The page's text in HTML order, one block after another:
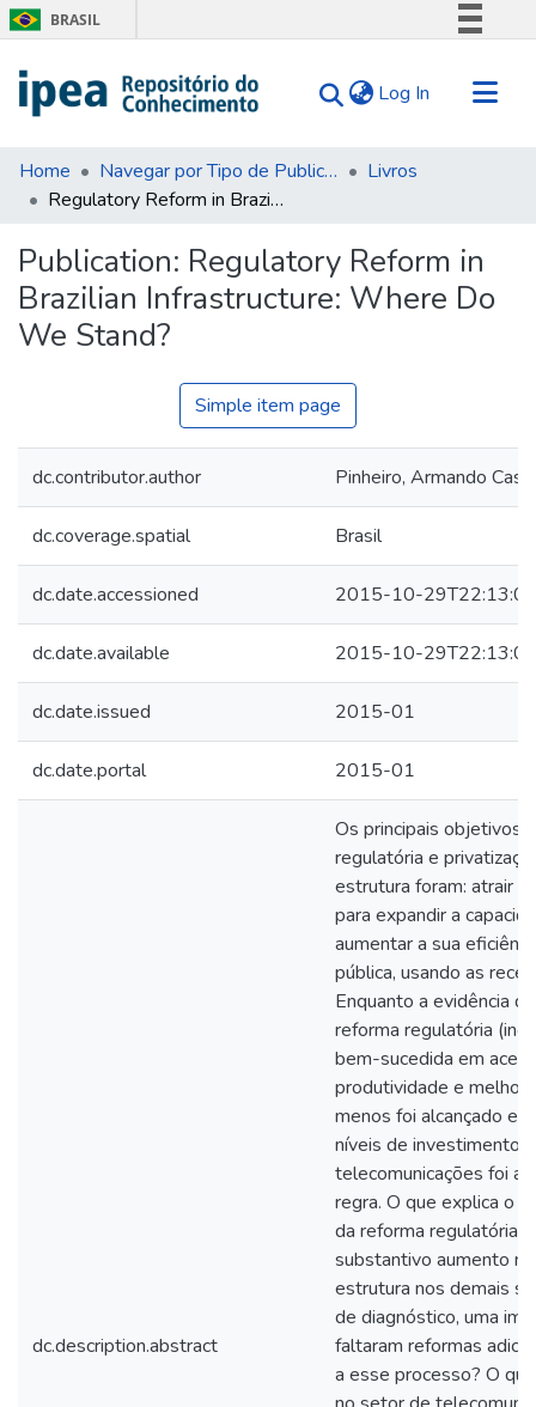
BRASIL
Comunica BR
Acesso à informação
Log In (current)
Communities & Collections
Search for
Statistics
Tips
About Us
Home Navegar por Tipo de Publicação
Livros
Regulatory Reform in Brazilian Infrastructure: Where Do We Stand?
Publication: Regulatory Reform in
Brazilian Infrastructure: Where Do
We Stand?
Simple item page
dc.contributor.author Pinheiro, Armando
dc.coverage.spatial Brasil
dc.date.accessioned 2015-10-
dc.date.available 2015-10-
dc.date.issued 2015-01
dc.date.portal 2015-01
dc.description.abstract
Os principais objetivos
regulatória e
estrutura foram: atrair
para expandir a
aumentar a sua
pública, usando as
Enquanto a evidência
reforma regulatória
bem-sucedida em
produtividade e
menos foi alcançado
níveis de investimento.
telecomunicações foi a
regra. O que explica o
da reforma regulatória
substantivo aumento
estrutura nos demais
de diagnóstico, uma
faltaram reformas
a esse processo? O